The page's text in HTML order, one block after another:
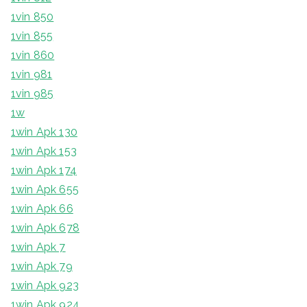
1vin 850
1vin 855
1vin 860
1vin 981
1vin 985
1w
1win Apk 130
1win Apk 153
1win Apk 174
1win Apk 655
1win Apk 66
1win Apk 678
1win Apk 7
1win Apk 79
1win Apk 923